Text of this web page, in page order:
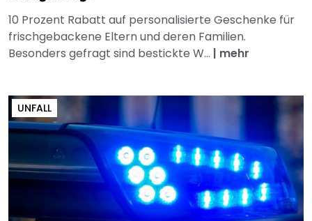
10 Prozent Rabatt auf personalisierte Geschenke für
frischgebackene Eltern und deren Familien.
Besonders gefragt sind bestickte W... | mehr
UNFALL